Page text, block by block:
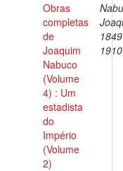
Obras
completas
de
Joaquim
Nabuco
(Volume
4) : Um
estadista
do
Império
(Volume
2)
1910